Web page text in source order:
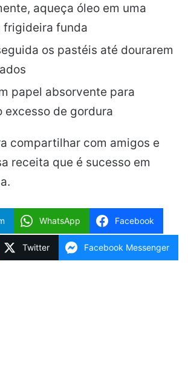
aqueça óleo em uma
frigideira funda
os pastéis até dourarem
papel absorvente para
excesso de gordura
compartilhar com amigos e
receita que é sucesso em
WhatsApp Facebook
Twitter Facebook Messenger